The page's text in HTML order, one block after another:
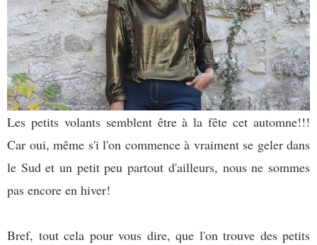
Les petits volants semblent être à la fête cet automne!!!
Car oui, même s'i l'on commence à vraiment se geler dans
le Sud et un petit peu partout d'ailleurs, nous ne sommes
pas encore en hiver!
Bref, tout cela pour vous dire, que l'on trouve des petits